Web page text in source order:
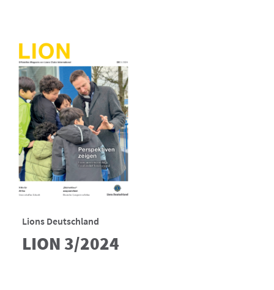
Lions Deutschland
LION 3/2024